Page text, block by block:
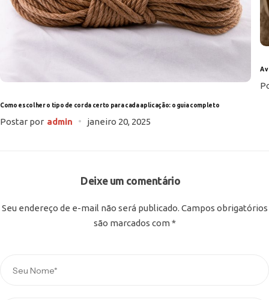
Como escolher o tipo de corda certo para cada aplicação: o guia completo
Postar por admin janeiro 20, 2025
A
Deixe um comentário
Seu endereço de e-mail não será publicado. Campos obrigatórios
são marcados com*